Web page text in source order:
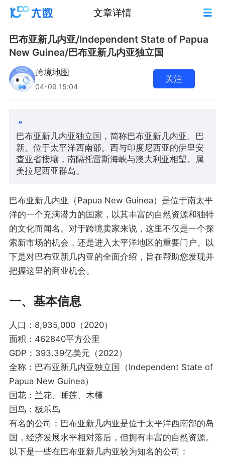
文章详情
巴布亚新几内亚/Independent State of Papua
New Guinea/巴布亚新几内亚独立国
跨境地图
04-09 15:04
关注
巴布亚新几内亚独立国，简称巴布亚新几内亚、巴
新。位于太平洋西南部。西与印度尼西亚的伊里安
查亚省接壤，南隔托雷斯海峡与澳大利亚相望。属
美拉尼西亚群岛。
巴布亚新几内亚（Papua New Guinea）是位于南太平
洋的一个充满潜力的国家，以其丰富的自然资源和独特
的文化而闻名。对于跨境卖家来说，这里不仅是一个探
索新市场的机会，还是进入太平洋地区的重要门户。以
下是对巴布亚新几内亚的全面介绍，旨在帮助您发现并
把握这里的商业机会。
一、基本信息
人口：8,935,000（2020）
面积：462840平方公里
GDP：393.39亿美元（2022）
全称：巴布亚新几内亚独立国（Independent State of
Papua New Guinea）
国花：兰花、睡莲、木槿
国鸟：极乐鸟
有名的公司：巴布亚新几内亚是位于太平洋西南部的岛
国，经济发展水平相对落后，但拥有丰富的自然资源。
以下是一些在巴布亚新几内亚较为知名的公司：